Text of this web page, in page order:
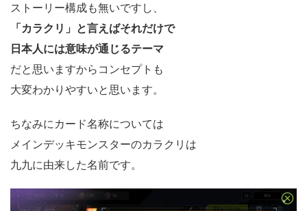
ストーリー構成も無いですし、
「カラクリ」と言えばそれだけで
日本人には意味が通じるテーマ
だと思いますからコンセプトも
大変わかりやすいと思います。
ちなみにカード名称については
メインデッキモンスターのカラクリは
九九に由来した名前です。